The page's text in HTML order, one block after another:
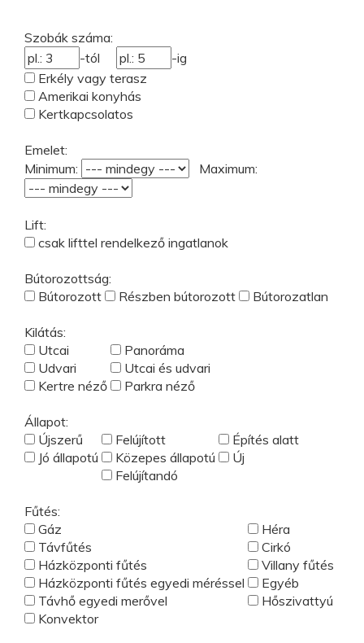
Szobák száma:
-tól
-ig
Erkély vagy terasz
Amerikai konyhás
Kertkapcsolatos
Emelet:
Minimum:
Maximum:
Lift:
csak lifttel rendelkező ingatlanok
Bútorozottság:
Bútorozott
Részben bútorozott Bútorozatlan
Kilátás:
Utcai
Udvari
Kertre néző
Panoráma
Utcai és udvari
Parkra néző
Állapot:
Újszerű
Jó állapotú
Felújított
Közepes állapotú
Felújítandó
Építés alatt
Új
Fűtés:
Gáz
Távfűtés
Házközponti fűtés
Házközponti fűtés egyedi méréssel
Távhő egyedi merővel
Konvektor
Héra
Cirkó
Villany fűtés
Egyéb
Hőszivattyú